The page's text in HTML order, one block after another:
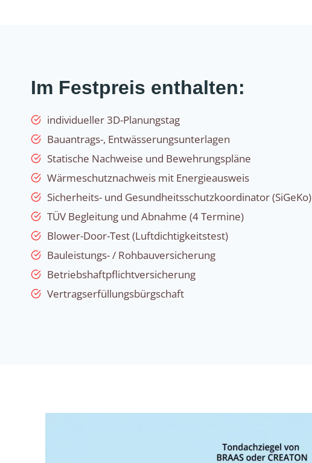
Im Festpreis enthalten:
individueller 3D-Planungstag
Bauantrags-, Entwässerungsunterlagen
Statische Nachweise und Bewehrungspläne
Wärmeschutznachweis mit Energieausweis
Sicherheits- und Gesundheitsschutzkoordinator (SiGeKo)
TÜV Begleitung und Abnahme (4 Termine)
Blower-Door-Test (Luftdichtigkeitstest)
Bauleistungs- / Rohbauversicherung
Betriebshaftpflichtversicherung
Vertragserfüllungsbürgschaft